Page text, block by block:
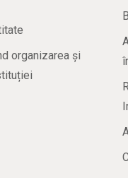
organizarea și